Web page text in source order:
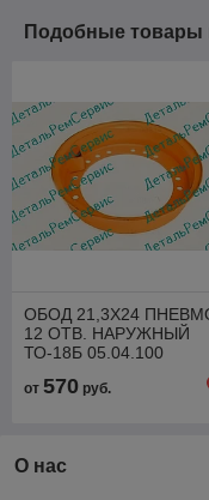
Подобные товары
ОБОД 21,3Х24
12 ОТВ. НАРУЖНЫЙ
ТО-18Б 05.04.100
от 570 руб.
О нас